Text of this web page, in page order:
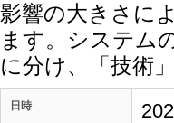
影響の大きさに
ます。システム
に分け、「技術
日時